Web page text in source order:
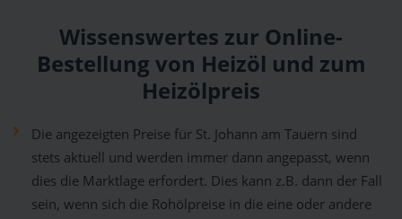
Wissenswertes zur Online-
Bestellung von Heizöl und zum
Heizölpreis
Die angezeigten Preise für St. Johann am Tauern sind
stets aktuell und werden immer dann angepasst, wenn
dies die Marktlage erfordert. Dies kann z.B. dann der Fall
sein, wenn sich die Rohölpreise in die eine oder andere